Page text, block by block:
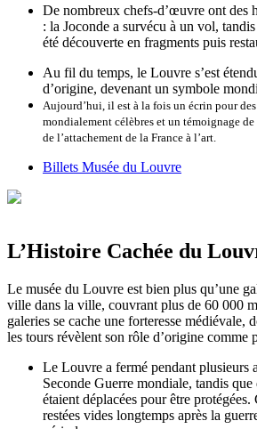
De nombreux chefs-d’œuvre ont des
: la Joconde a survécu à un vol,
été découverte en fragments puis
Au fil du temps, le Louvre s’est
d’origine, devenant un symbole
Aujourd’hui, il est à la fois un écrin pour
mondialement célèbres et un témoignage
de l’attachement de la France à l’art.
Billets Musée du Louvre
L’Histoire Cachée du
Le musée du Louvre est bien plus qu’une
ville dans la ville, couvrant plus de 60 000
galeries se cache une forteresse médiévale,
les tours révèlent son rôle d’origine comme
Le Louvre a fermé pendant plusieurs
Seconde Guerre mondiale, tandis
étaient déplacées pour être protégées.
restées vides longtemps après la